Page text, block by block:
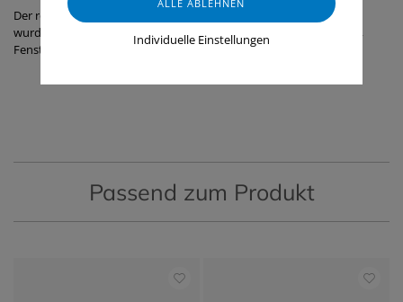
Der robuste Teleskopstiel passt zu all unseren Mopphaltern und
wurde speziell für die Reinigung senkrechter Flächen wie Wänden,
Fenstern und anderen glänzenden Oberflächen entwickelt.
Passend zum Produkt
Individuelle Einstellungen